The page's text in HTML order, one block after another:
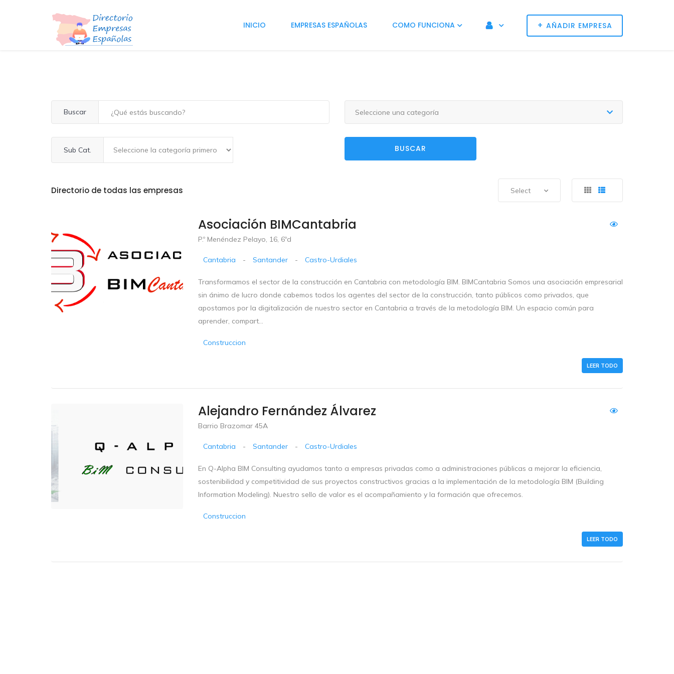
+ AÑADIR EMPRESA
INICIO EMPRESAS ESPAÑOLAS COMO FUNCIONA
Buscar Seleccione una categoría
Sub Cat. BUSCAR
Directorio de todas las empresas Select
Asociación BIMCantabria
P.º Menéndez Pelayo, 16, 6ºd
Cantabria - Santander - Castro-Urdiales
Transformamos el sector de la construcción en Cantabria con metodología BIM. BIMCantabria Somos una asociación empresarial
sin ánimo de lucro donde cabemos todos los agentes del sector de la construcción, tanto públicos como privados, que
apostamos por la digitalización de nuestro sector en Cantabria a través de la metodología BIM. Un espacio común para
aprender, compart...
Construccion
LEER TODO
Alejandro Fernández Álvarez
Barrio Brazomar 45A
Cantabria - Santander - Castro-Urdiales
En Q-Alpha BIM Consulting ayudamos tanto a empresas privadas como a administraciones públicas a mejorar la eficiencia,
sostenibilidad y competitividad de sus proyectos constructivos gracias a la implementación de la metodología BIM (Building
Information Modeling). Nuestro sello de valor es el acompañamiento y la formación que ofrecemos.
Construccion
LEER TODO